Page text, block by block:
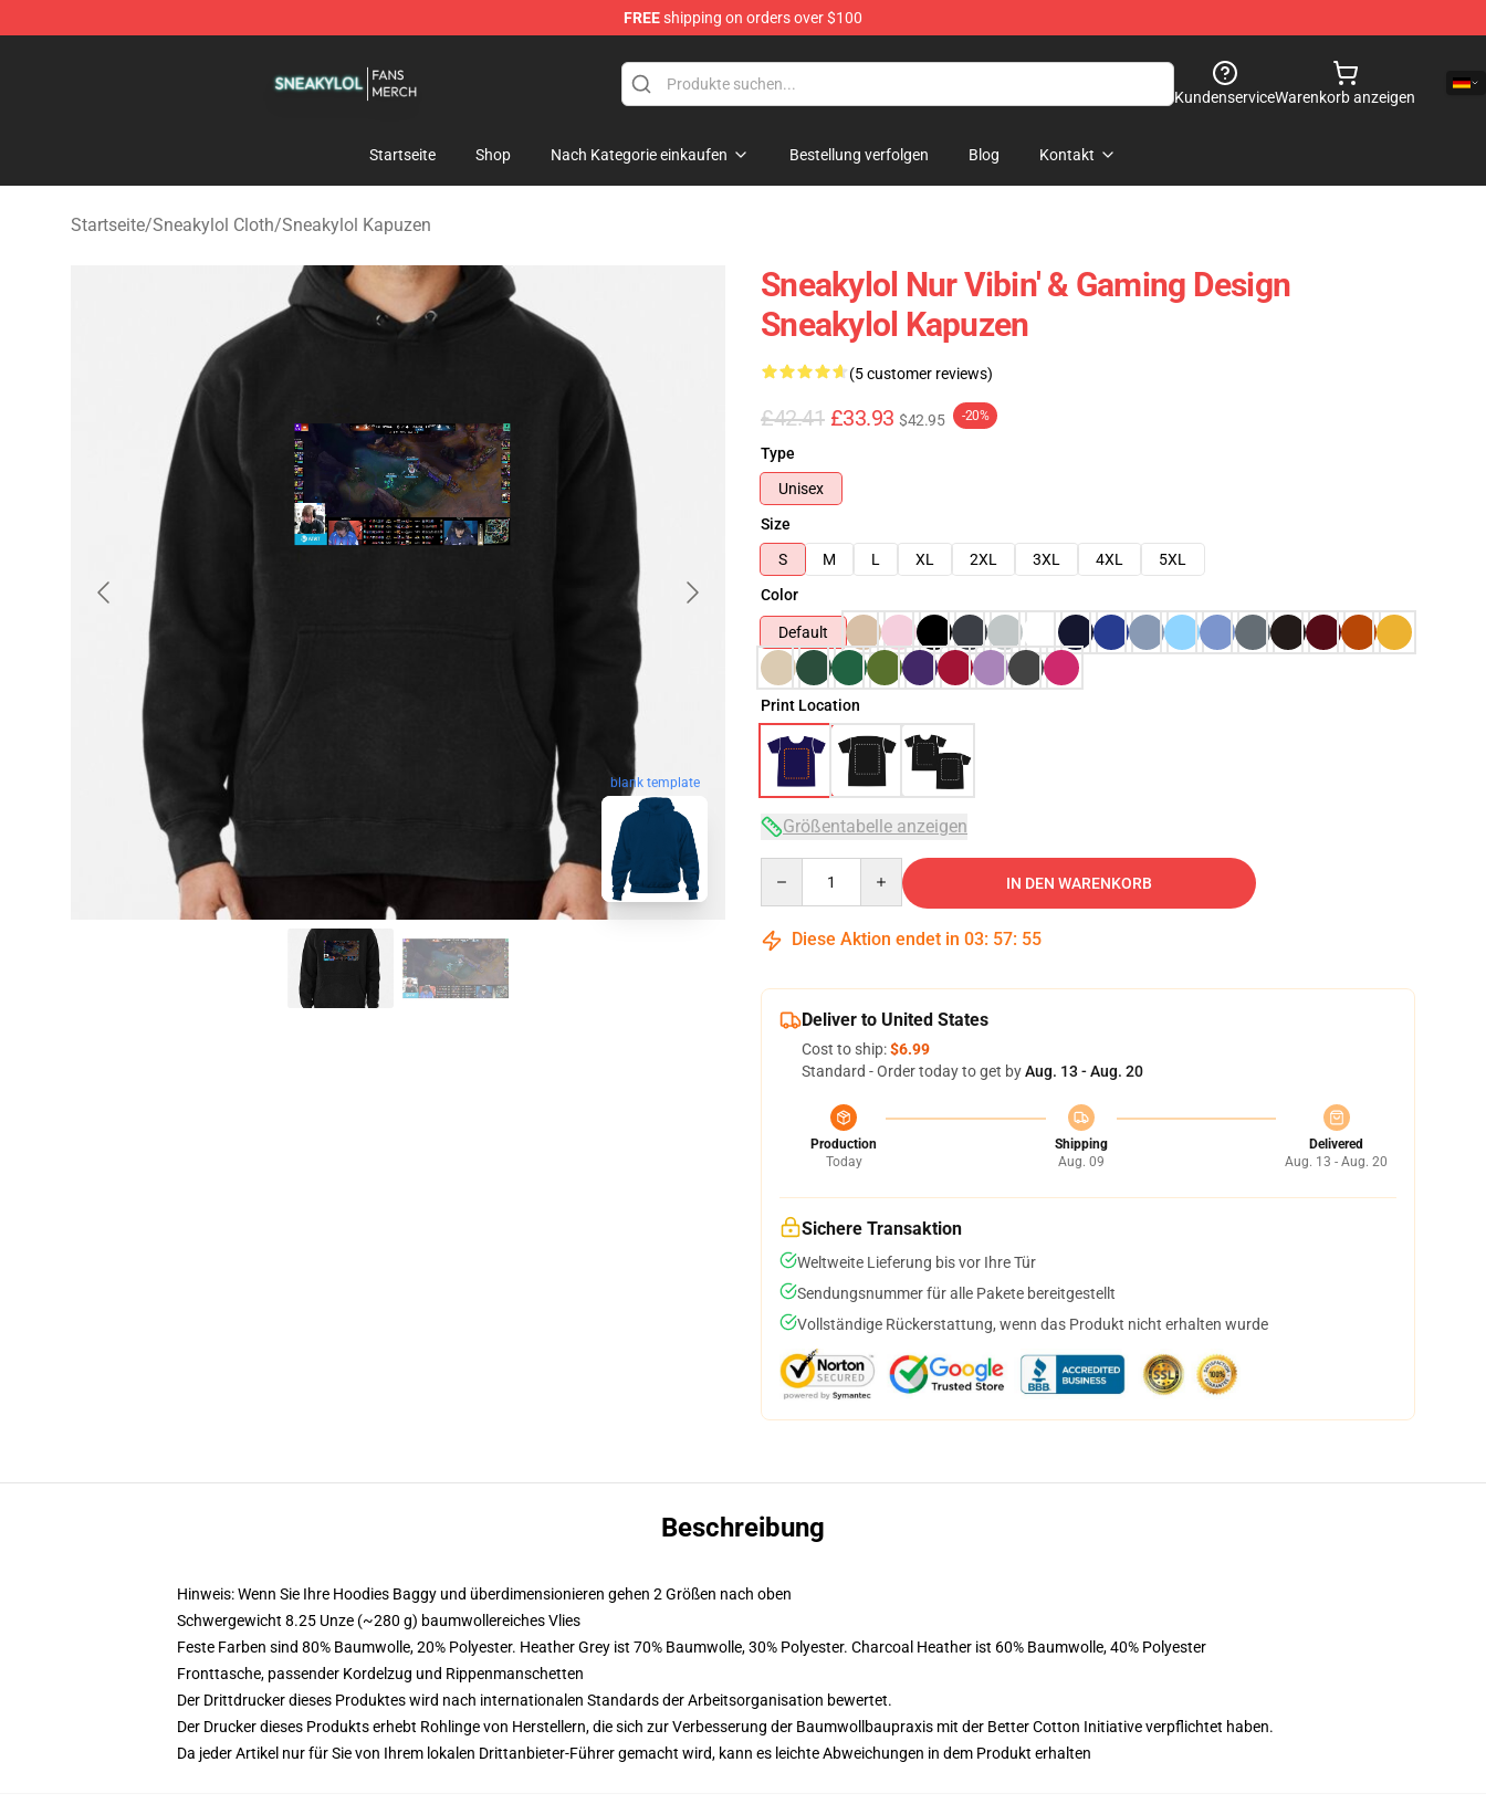
FREEshipping on orders over $100
KundenserviceWarenkorb anzeigen
Startseite Shop Nach Kategorie einkaufen Bestellung verfolgen Blog Kontakt
Startseite/Sneakylol Cloth/Sneakylol Kapuzen
blank template
Sneakylol Nur Vibin' & Gaming Design
Sneakylol Kapuzen
(5 customer reviews)
£42.41 £33.93 $42.95 -20%
Type
Unisex
Size
S
M L XL 2XL 3XL 4XL
5XL
Color
Default
Print Location
Größentabelle anzeigen
IN DEN WARENKORB
Diese Aktion endet in 03: 57: 54
Deliver to United States
Cost to ship:$6.99
Standard - Order today to get byAug. 13 - Aug. 20
Production
Today
Shipping
Aug. 09
Delivered
Aug. 13 - Aug. 20
Sichere Transaktion
Weltweite Lieferung bis vor Ihre Tür
Sendungsnummer für alle Pakete bereitgestellt
Vollständige Rückerstattung, wenn das Produkt nicht erhalten wurde
Beschreibung
Hinweis: Wenn Sie Ihre Hoodies Baggy und überdimensionieren gehen 2 Größen nach oben
Schwergewicht 8.25 Unze (~280 g) baumwollereiches Vlies
Feste Farben sind 80% Baumwolle, 20% Polyester. Heather Grey ist 70% Baumwolle, 30% Polyester. Charcoal Heather ist 60% Baumwolle, 40% Polyester
Fronttasche, passender Kordelzug und Rippenmanschetten
Der Drittdrucker dieses Produktes wird nach internationalen Standards der Arbeitsorganisation bewertet.
Der Drucker dieses Produkts erhebt Rohlinge von Herstellern, die sich zur Verbesserung der Baumwollbaupraxis mit der Better Cotton Initiative verpflichtet haben.
Da jeder Artikel nur für Sie von Ihrem lokalen Drittanbieter-Führer gemacht wird, kann es leichte Abweichungen in dem Produkt erhalten